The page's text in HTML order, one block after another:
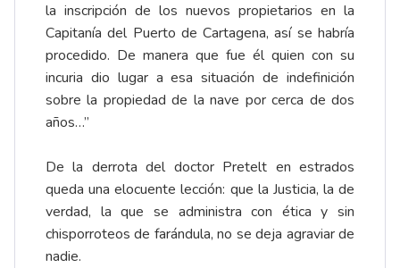
la inscripción de los nuevos propietarios en la
Capitanía del Puerto de Cartagena, así se habría
procedido. De manera que fue él quien con su
incuria dio lugar a esa situación de indefinición
sobre la propiedad de la nave por cerca de dos
años…”
De la derrota del doctor Pretelt en estrados
queda una elocuente lección: que la Justicia, la de
verdad, la que se administra con ética y sin
chisporroteos de farándula, no se deja agraviar de
nadie.